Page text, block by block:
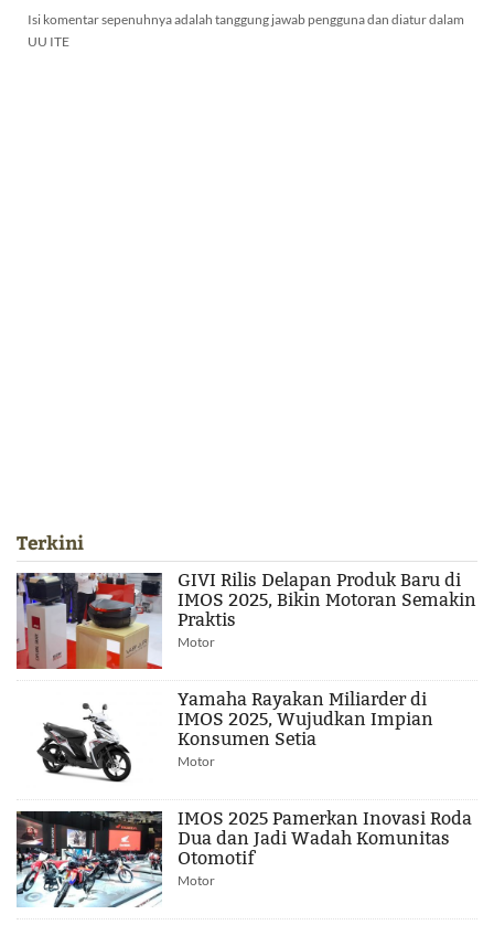
Isi komentar sepenuhnya adalah tanggung jawab pengguna dan diatur dalam
UU ITE
Terkini
GIVI Rilis Delapan Produk Baru di
IMOS 2025, Bikin Motoran Semakin
Praktis
Motor
Yamaha Rayakan Miliarder di
IMOS 2025, Wujudkan Impian
Konsumen Setia
Motor
IMOS 2025 Pamerkan Inovasi Roda
Dua dan Jadi Wadah Komunitas
Otomotif
Motor